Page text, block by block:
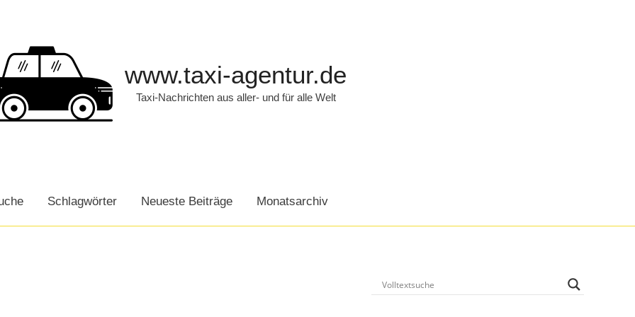
www.taxi-agentur.de
Taxi-Nachrichten aus aller- und für alle Welt
Schlagwörter Neueste Beiträge Monatsarchiv